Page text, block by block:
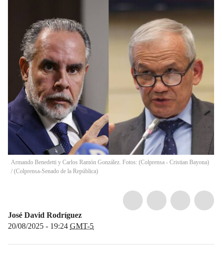
Armando Benedetti y Carlos Ramón González. Fotos: (Colprensa - Cristian Bayona)
/ (Colprensa-Senado de la República)
José David Rodríguez
20/08/2025 - 19:24 GMT-5